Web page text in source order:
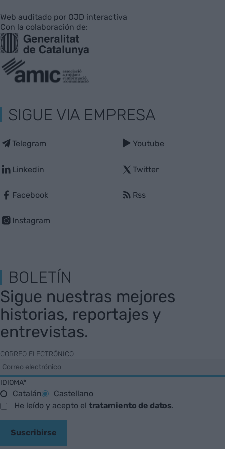
Web auditado por OJD interactiva
Con la colaboración de:
SIGUE VIA EMPRESA
Telegram
Linkedin
Facebook
Instagram
Youtube
Twitter
Rss
BOLETÍN
Sigue nuestras mejores
historias, reportajes y
entrevistas.
CORREO ELECTRÓNICO
IDIOMA*
Catalán
Castellano
He leído y acepto el tratamiento de datos.
Suscribirse